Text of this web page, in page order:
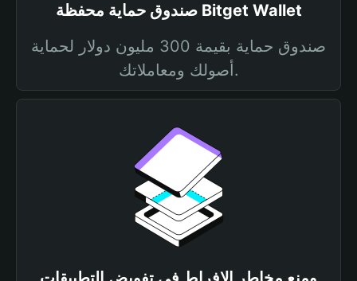
صندوق حماية محفظة Bitget Wallet
صندوق حماية بقيمة 300 مليون دولار لحماية
أصولك ومعاملاتك.